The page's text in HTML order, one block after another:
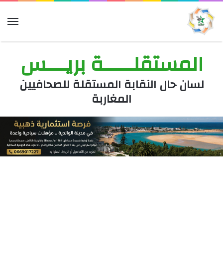
المستقلــــــة بريــــس
لسان حال النقابة المستقلة للصحافيين
المغاربة